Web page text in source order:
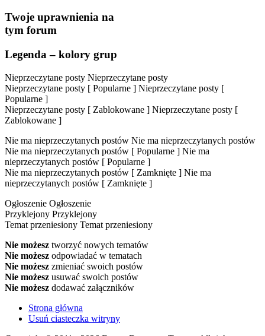
Twoje uprawnienia na
tym forum
Legenda – kolory grup
Nieprzeczytane posty Nieprzeczytane posty
Nieprzeczytane posty [ Popularne ] Nieprzeczytane posty [
Popularne ]
Nieprzeczytane posty [ Zablokowane ] Nieprzeczytane posty [
Zablokowane ]
Nie ma nieprzeczytanych postów Nie ma nieprzeczytanych postów
Nie ma nieprzeczytanych postów [ Popularne ] Nie ma
nieprzeczytanych postów [ Popularne ]
Nie ma nieprzeczytanych postów [ Zamknięte ] Nie ma
nieprzeczytanych postów [ Zamknięte ]
Ogłoszenie Ogłoszenie
Przyklejony Przyklejony
Temat przeniesiony Temat przeniesiony
Nie możesz tworzyć nowych tematów
Nie możesz odpowiadać w tematach
Nie możesz zmieniać swoich postów
Nie możesz usuwać swoich postów
Nie możesz dodawać załączników
Strona główna
Usuń ciasteczka witryny